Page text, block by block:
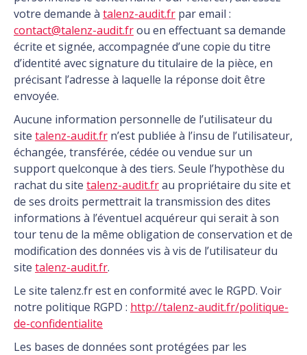
votre demande à talenz-audit.fr par email :
contact@talenz-audit.frou en effectuant sa demande
écrite et signée, accompagnée d’une copie du titre
d’identité avec signature du titulaire de la pièce, en
précisant l’adresse à laquelle la réponse doit être
envoyée.
Aucune information personnelle de l’utilisateur du
site talenz-audit.fr n’est publiée à l’insu de l’utilisateur,
échangée, transférée, cédée ou vendue sur un
support quelconque à des tiers. Seule l’hypothèse du
rachat du site talenz-audit.frau propriétaire du site et
de ses droits permettrait la transmission des dites
informations à l’éventuel acquéreur qui serait à son
tour tenu de la même obligation de conservation et de
modification des données vis à vis de l’utilisateur du
site talenz-audit.fr.
Le site talenz.fr est en conformité avec le RGPD. Voir
notre politique RGPD : http://talenz-audit.fr/politique-
de-confidentialite
Les bases de données sont protégées par les